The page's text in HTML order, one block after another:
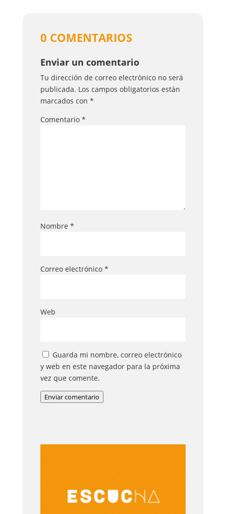
0 COMENTARIOS
Enviar un comentario
Tu dirección de correo electrónico no será
publicada. Los campos obligatorios están
marcados con *
Comentario *
Nombre *
Correo electrónico *
Web
Guarda mi nombre, correo electrónico
y web en este navegador para la próxima
vez que comente.
Enviar comentario